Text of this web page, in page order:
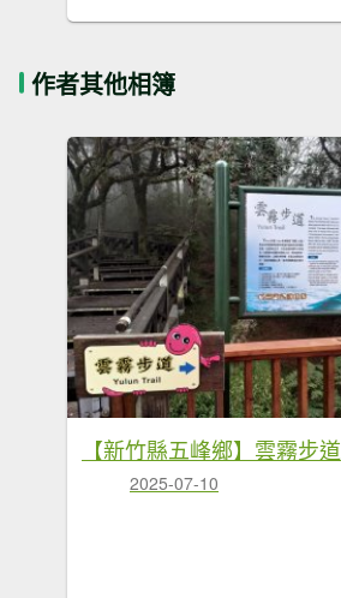
作者其他相簿
【新竹縣五峰鄉】雲霧步道
2025-07-10